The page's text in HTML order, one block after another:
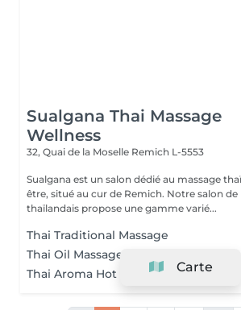
Sualgana Thai Massage
Wellness
32, Quai de la Moselle Remich L-5553
Sualgana est un salon dédié au massage
être, situé au cur de Remich. Notre salon de
thaïlandais propose une gamme varié...
Thai Traditional Massage
Thai Oil Massage
Thai Aroma Hot Oil MassageCarte